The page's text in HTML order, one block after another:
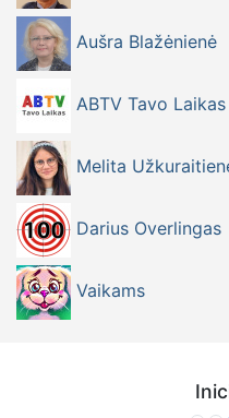
Aušra Blažėnienė
ABTV Tavo Laikas
Melita
Darius Overlingas
Vaikams